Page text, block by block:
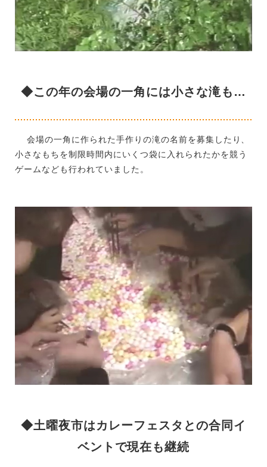
◆この年の会場の一角には小さな滝も…
会場の一角に作られた手作りの滝の名前を募集したり、
小さなもちを制限時間内にいくつ袋に入れられたかを競う
ゲームなども行われていました。
◆土曜夜市はカレーフェスタとの合同イ
ベントで現在も継続